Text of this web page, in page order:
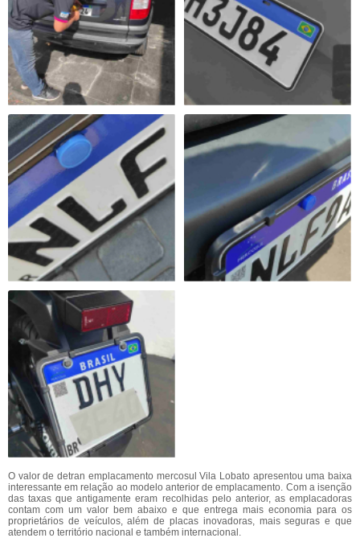
O valor de detran emplacamento mercosul Vila Lobato apresentou uma baixa
interessante em relação ao modelo anterior de emplacamento. Com a isenção
das taxas que antigamente eram recolhidas pelo anterior, as emplacadoras
contam com um valor bem abaixo e que entrega mais economia para os
proprietários de veículos, além de placas inovadoras, mais seguras e que
atendem o território nacional e também internacional.